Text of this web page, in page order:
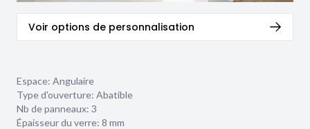
Voir options de personnalisation
Espace: Angulaire
Type d'ouverture: Abatible
Nb de panneaux: 3
Épaisseur du verre: 8 mm